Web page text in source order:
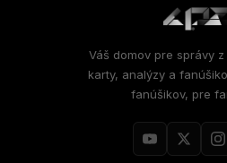
Váš domov pre správy z
karty, analýzy a
fanúšikov, pre